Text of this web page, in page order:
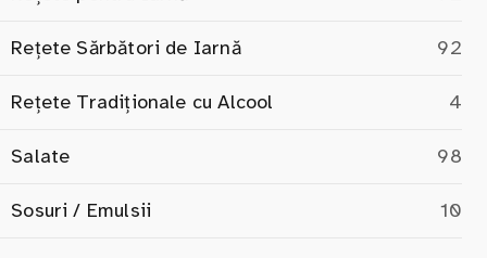
Rețete Sărbători de Iarnă 92
Rețete Tradiționale cu Alcool 4
Salate 98
Sosuri / Emulsii 10